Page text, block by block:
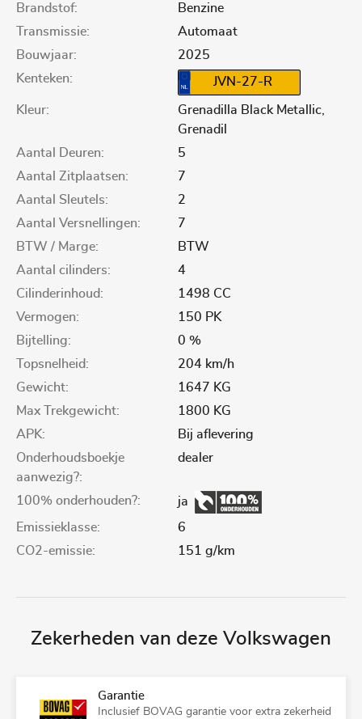
Brandstof:
Benzine
Transmissie:
Automaat
Bouwjaar:
2025
Kenteken:
JVN-27-R
Kleur:
Grenadilla Black Metallic,
Grenadil
Aantal Deuren:
5
Aantal Zitplaatsen:
7
Aantal Sleutels:
2
Aantal Versnellingen:
7
BTW / Marge:
BTW
Aantal cilinders:
4
Cilinderinhoud:
1498 CC
Vermogen:
150 PK
Bijtelling:
0 %
Topsnelheid:
204 km/h
Gewicht:
1647 KG
Max Trekgewicht:
1800 KG
APK:
Bij aflevering
Onderhoudsboekje
aanwezig?:
dealer
100% onderhouden?: ja
Emissieklasse:
6
CO2-emissie:
151 g/km
Zekerheden van deze Volkswagen
Garantie
Inclusief BOVAG garantie voor extra zekerheid